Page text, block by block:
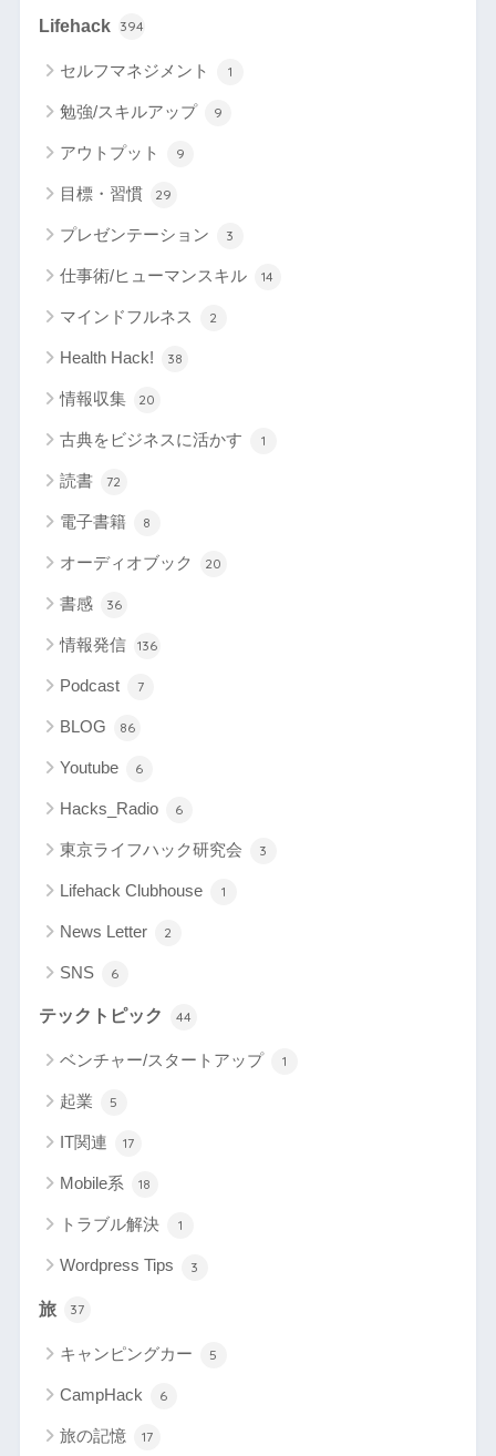
Lifehack 394
セルフマネジメント 1
勉強/スキルアップ 9
アウトプット 9
目標・習慣 29
プレゼンテーション 3
仕事術/ヒューマンスキル 14
マインドフルネス 2
Health Hack! 38
情報収集 20
古典をビジネスに活かす 1
読書 72
電子書籍 8
オーディオブック 20
書感 36
情報発信 136
Podcast 7
BLOG 86
Youtube 6
Hacks_Radio 6
東京ライフハック研究会 3
Lifehack Clubhouse 1
News Letter 2
SNS 6
テックトピック 44
ベンチャー/スタートアップ 1
起業 5
IT関連 17
Mobile系 18
トラブル解決 1
Wordpress Tips 3
旅 37
キャンピングカー 5
CampHack 6
旅の記憶 17